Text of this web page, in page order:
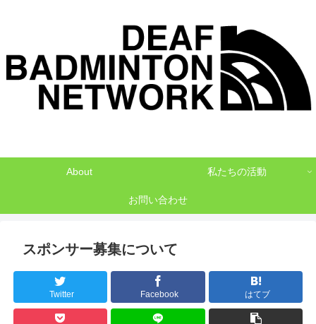
About 私たちの活動
お問い合わせ
スポンサー募集について
Twitter Facebook はてブ